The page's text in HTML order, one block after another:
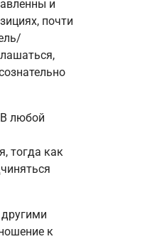
и
почти
В любой
тогда как
к